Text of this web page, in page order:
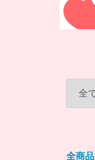
全商品